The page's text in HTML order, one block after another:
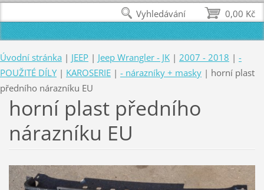
Úvodní stránka | JEEP | Jeep Wrangler - JK | 2007 - 2018 | -
POUŽITÉ DÍLY| KAROSERIE | - nárazníky + masky | horní plast
předního nárazníku EU
horní plast předního
nárazníku EU
0,00 Kč
Vyhledávání